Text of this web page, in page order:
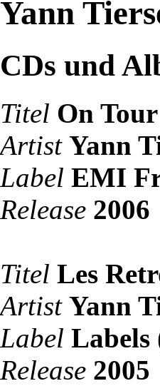
Yann
CDs und
Titel On Tour
Artist Yann
Label EMI
Release 2006
Titel Les
Artist Yann
Label
Release 2005